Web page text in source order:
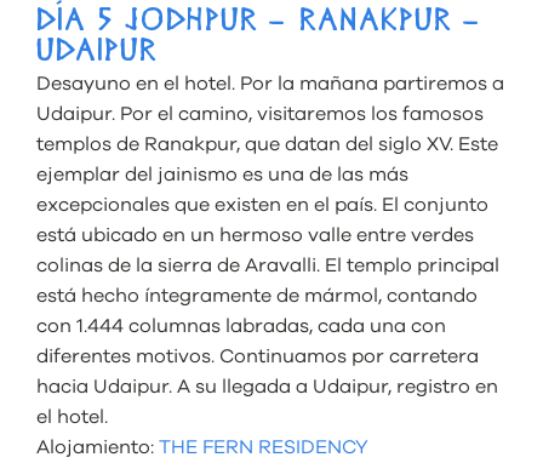
DÍA 5 JODHPUR – RANAKPUR –
UDAIPUR
Desayuno en el hotel. Por la mañana partiremos a
Udaipur. Por el camino, visitaremos los famosos
templos de Ranakpur, que datan del siglo XV. Este
ejemplar del jainismo es una de las más
excepcionales que existen en el país. El conjunto
está ubicado en un hermoso valle entre verdes
colinas de la sierra de Aravalli. El templo principal
está hecho íntegramente de mármol, contando
con 1.444 columnas labradas, cada una con
diferentes motivos. Continuamos por carretera
hacia Udaipur. A ​​su llegada a Udaipur, registro en
el hotel.
Alojamiento: THE FERN RESIDENCY